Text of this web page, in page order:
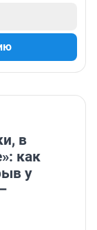
в
как
у